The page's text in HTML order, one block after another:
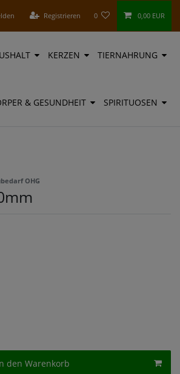
Registrieren 0 0,00 EUR
KERZEN TIERNAHRUNG
& GESUNDHEIT SPIRITUOSEN
OHG
den Warenkorb